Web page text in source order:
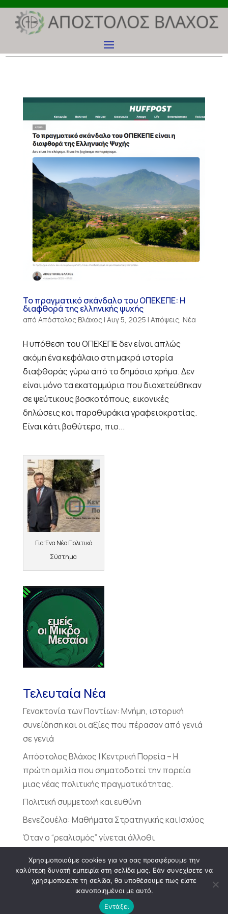
Το πραγματικό σκάνδαλο του ΟΠΕΚΕΠΕ: Η
διαφθορά της ελληνικής ψυχής
από Απόστολος Βλάχος| Αυγ 5, 2025 | Απόψεις, Νέα
Η υπόθεση του ΟΠΕΚΕΠΕ δεν είναι απλώς
ακόμη ένα κεφάλαιο στη μακρά ιστορία
διαφθοράς γύρω από το δημόσιο χρήμα. Δεν
είναι μόνο τα εκατομμύρια που διοχετεύθηκαν
σε ψεύτικους βοσκοτόπους, εικονικές
δηλώσεις και παραθυράκια γραφειοκρατίας.
Είναι κάτι βαθύτερο, πιο...
Για Ένα Νέο Πολιτικό
Σύστημα
Τελευταία Νέα
Γενοκτονία των Ποντίων: Μνήμη, ιστορική
συνείδηση και οι αξίες που πέρασαν από γενιά
σε γενιά
Απόστολος Βλάχος | Κεντρική Πορεία – Η
πρώτη ομιλία που σηματοδοτεί την πορεία
μιας νέας πολιτικής πραγματικότητας.
Πολιτική συμμετοχή και ευθύνη
Βενεζουέλα: Μαθήματα Στρατηγικής και Ισχύος
Όταν ο “ρεαλισμός” γίνεται άλλοθι
Vertigo Studios
Χρησιμοποιούμε cookies για να σας προσφέρουμε την
καλύτερη δυνατή εμπειρία στη σελίδα μας. Εάν συνεχίσετε να
χρησιμοποιείτε τη σελίδα, θα υποθέσουμε πως είστε
ικανοποιημένοι με αυτό.
Εντάξει